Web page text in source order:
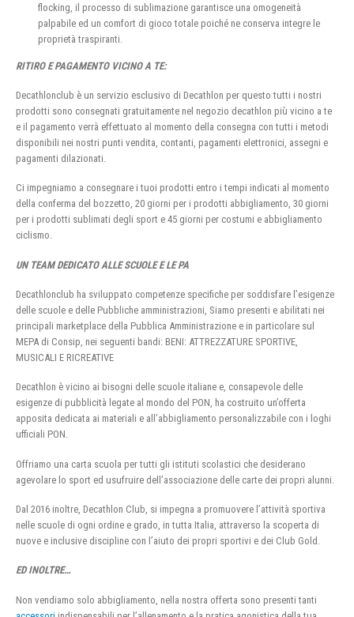
flocking, il processo di sublimazione garantisce una omogeneità
palpabile ed un comfort di gioco totale poiché ne conserva integre le
proprietà traspiranti.
RITIRO E PAGAMENTO VICINO A TE:
Decathlonclub è un servizio esclusivo di Decathlon per questo tutti i nostri
prodotti sono consegnati gratuitamente nel negozio decathlon più vicino a te
e il pagamento verrà effettuato al momento della consegna con tutti i metodi
disponibili nei nostri punti vendita, contanti, pagamenti elettronici, assegni e
pagamenti dilazionati.
Ci impegniamo a consegnare i tuoi prodotti entro i tempi indicati al momento
della conferma del bozzetto, 20 giorni per i prodotti abbigliamento, 30 giorni
per i prodotti sublimati degli sport e 45 giorni per costumi e abbigliamento
ciclismo.
UN TEAM DEDICATO ALLE SCUOLE E LE PA
Decathlonclub ha sviluppato competenze specifiche per soddisfare l’esigenze
delle scuole e delle Pubbliche amministrazioni, Siamo presenti e abilitati nei
principali marketplace della Pubblica Amministrazione e in particolare sul
MEPA di Consip, nei seguenti bandi: BENI: ATTREZZATURE SPORTIVE,
MUSICALI E RICREATIVE
Decathlon è vicino ai bisogni delle scuole italiane e, consapevole delle
esigenze di pubblicità legate al mondo del PON, ha costruito un’offerta
apposita dedicata ai materiali e all’abbigliamento personalizzabile con i loghi
ufficiali PON.
Offriamo una carta scuola per tutti gli istituti scolastici che desiderano
agevolare lo sport ed usufruire dell’associazione delle carte dei propri alunni.
Dal 2016 inoltre, Decathlon Club, si impegna a promuovere l’attività sportiva
nelle scuole di ogni ordine e grado, in tutta Italia, attraverso la scoperta di
nuove e inclusive discipline con l’aiuto dei propri sportivi e dei Club Gold.
ED INOLTRE…
Non vendiamo solo abbigliamento, nella nostra offerta sono presenti tanti